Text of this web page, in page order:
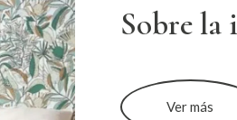
Sobre la
Ver más